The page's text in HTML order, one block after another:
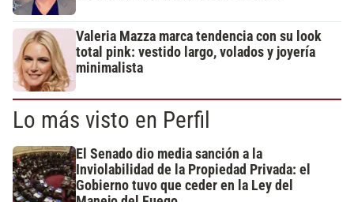
Valeria Mazza marca tendencia con su look
total pink: vestido largo, volados y joyería
minimalista
Lo más visto en Perfil
El Senado dio media sanción a la
Inviolabilidad de la Propiedad Privada: el
Gobierno tuvo que ceder en la Ley del